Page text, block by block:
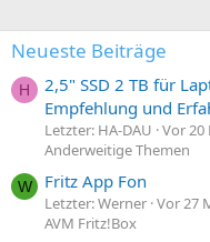
:
Neueste Beiträge
H
2,5" SSD 2 TB für
Empfehlung und
Letzter: HA-DAU Vor
Anderweitige Themen
W Fritz App Fon
Letzter: Werner Vor 27
AVM Fritz!Box